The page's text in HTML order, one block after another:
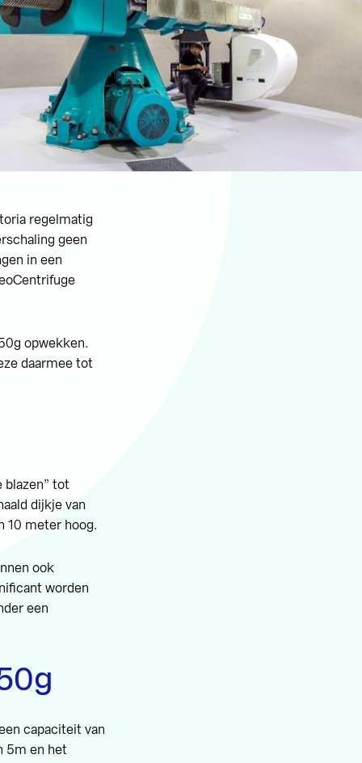
regelmatig
geen
in een
opwekken.
daarmee tot
blazen” tot
dijkje van
10 meter hoog.
ook
worden
een
capaciteit van
5m en het